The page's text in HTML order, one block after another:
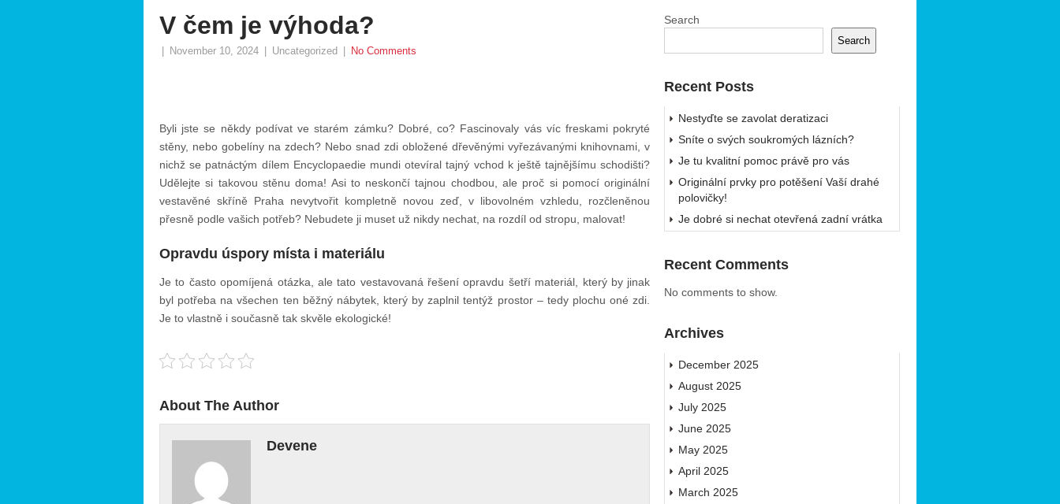
V čem je výhoda?
November 10, 2024 Uncategorized No Comments
Byli jste se někdy podívat ve starém zámku? Dobré, co? Fascinovaly vás víc freskami pokryté
stěny, nebo gobelíny na zdech? Nebo snad zdi obložené dřevěnými vyřezávanými knihovnami, v
nichž se patnáctým dílem Encyclopaedie mundi otevíral tajný vchod k ještě tajnějšímu schodišti?
Udělejte si takovou stěnu doma! Asi to neskončí tajnou chodbou, ale proč si pomocí originální
vestavěné skříně Praha nevytvořit kompletně novou zeď, v libovolném vzhledu, rozčleněnou
přesně podle vašich potřeb? Nebudete ji muset už nikdy nechat, na rozdíl od stropu, malovat!
Opravdu úspory místa i materiálu
Je to často opomíjená otázka, ale tato vestavovaná řešení opravdu šetří materiál, který by jinak
byl potřeba na všechen ten běžný nábytek, který by zaplnil tentýž prostor – tedy plochu oné zdi.
Je to vlastně i současně tak skvěle ekologické!
About The Author
Devene
Search
Search
Recent Posts
Nestyďte se zavolat deratizaci
Sníte o svých soukromých lázních?
Je tu kvalitní pomoc právě pro vás
Originální prvky pro potěšení Vaší drahé
polovičky!
Je dobré si nechat otevřená zadní vrátka
Recent Comments
No comments to show.
Archives
December 2025
August 2025
July 2025
June 2025
May 2025
April 2025
March 2025